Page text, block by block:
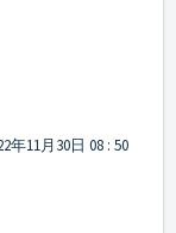
年11月30日 08 : 50